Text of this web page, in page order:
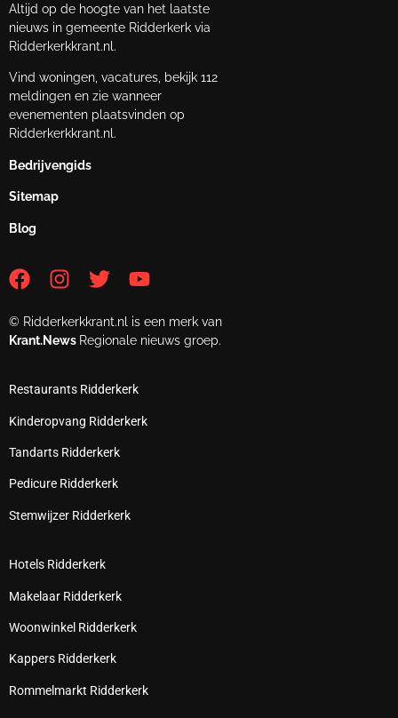
Altijd op de hoogte van het laatste
nieuws in gemeente Ridderkerk via
Ridderkerkkrant.nl.
Vind woningen, vacatures, bekijk 112
meldingen en zie wanneer
evenementen plaatsvinden op
Ridderkerkkrant.nl.
Bedrijvengids
Sitemap
Blog
© Ridderkerkkrant.nl is een merk van
Krant.News Regionale nieuws groep.
Restaurants Ridderkerk
Kinderopvang Ridderkerk
Tandarts Ridderkerk
Pedicure Ridderkerk
Stemwijzer Ridderkerk
Hotels Ridderkerk
Makelaar Ridderkerk
Woonwinkel Ridderkerk
Kappers Ridderkerk
Rommelmarkt Ridderkerk